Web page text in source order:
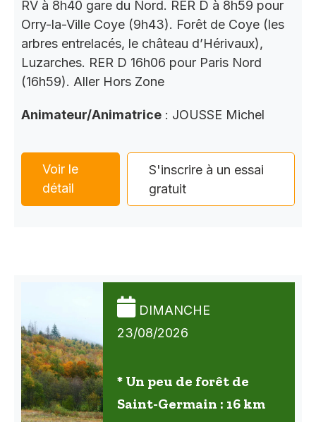
RV à 8h40 gare du Nord. RER D à 8h59 pour
Orry-la-Ville Coye (9h43). Forêt de Coye (les
arbres entrelacés, le château d’Hérivaux),
Luzarches. RER D 16h06 pour Paris Nord
(16h59). Aller Hors Zone
Animateur/Animatrice : JOUSSE Michel
Voir le
détail
S'inscrire à un essai
gratuit
DIMANCHE
23/08/2026
* Un peu de forêt de
Saint-Germain : 16 km